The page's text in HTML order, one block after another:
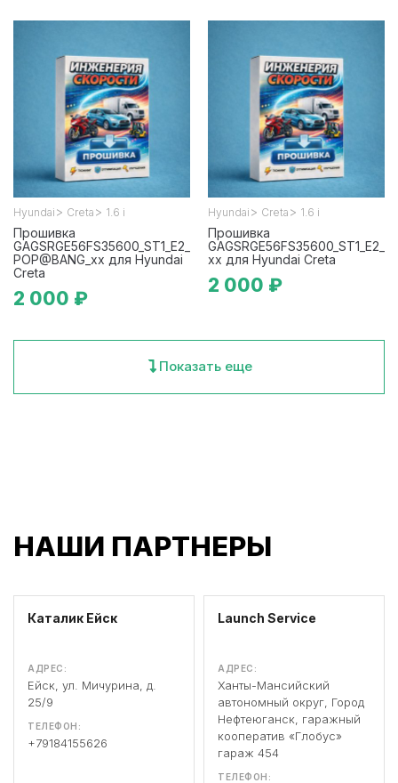
Hyundai > Creta > 1.6 i
Прошивка
GAGSRGE56FS35600_ST1_E2_
POP@BANG_xx для Hyundai
Creta
2 000 ₽
Hyundai > Creta > 1.6 i
Прошивка
GAGSRGE56FS35600_ST1_E2_
xx для Hyundai Creta
2 000 ₽
Показать еще
НАШИ ПАРТНЕРЫ
Каталик Ейск
АДРЕС:
Ейск, ул. Мичурина, д.
25/9
ТЕЛЕФОН:
+79184155626
Launch Service
АДРЕС:
Ханты-Мансийский
автономный округ, Город
Нефтеюганск, гаражный
кооператив «Глобус»
гараж 454
ТЕЛЕФОН: